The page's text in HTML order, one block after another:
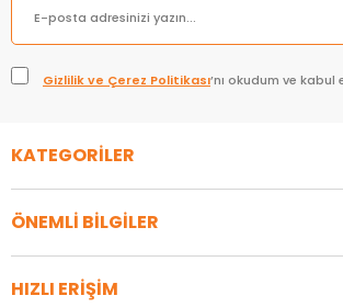
Gizlilik ve Çerez Politikası’nı okudum ve kabul
KATEGORİLER
ÖNEMLİ BİLGİLER
HIZLI ERİŞİM